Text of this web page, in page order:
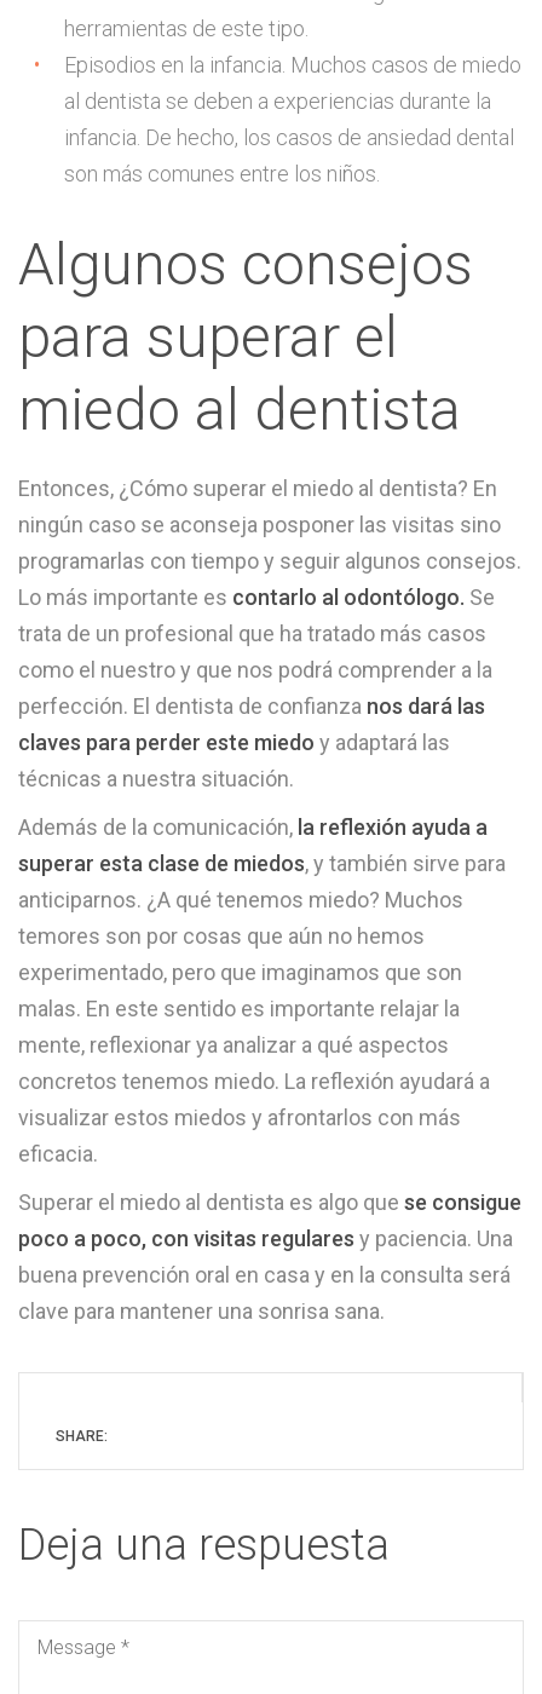
herramientas de este tipo.
Episodios en la infancia. Muchos casos de miedo
al dentista se deben a experiencias durante la
infancia. De hecho, los casos de ansiedad dental
son más comunes entre los niños.
Algunos consejos
para superar el
miedo al dentista
Entonces, ¿Cómo superar el miedo al dentista? En
ningún caso se aconseja posponer las visitas sino
programarlas con tiempo y seguir algunos consejos.
Lo más importante es contarlo al odontólogo. Se
trata de un profesional que ha tratado más casos
como el nuestro y que nos podrá comprender a la
perfección. El dentista de confianza nos dará las
claves para perder este miedo y adaptará las
técnicas a nuestra situación.
Además de la comunicación, la reflexión ayuda a
superar esta clase de miedos, y también sirve para
anticiparnos. ¿A qué tenemos miedo? Muchos
temores son por cosas que aún no hemos
experimentado, pero que imaginamos que son
malas. En este sentido es importante relajar la
mente, reflexionar ya analizar a qué aspectos
concretos tenemos miedo. La reflexión ayudará a
visualizar estos miedos y afrontarlos con más
eficacia.
Superar el miedo al dentista es algo que se consigue
poco a poco, con visitas regulares y paciencia. Una
buena prevención oral en casa y en la consulta será
clave para mantener una sonrisa sana.
SHARE:
Deja una respuesta